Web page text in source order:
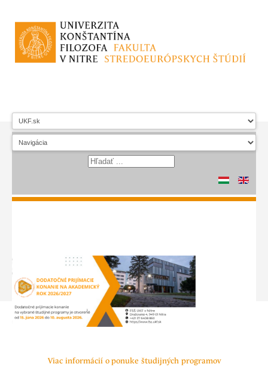
Viac informácií o ponuke študijných programov